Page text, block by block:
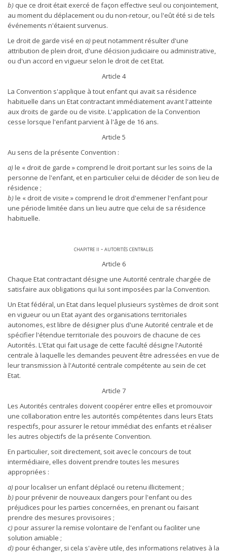
b) que ce droit était exercé de façon effective seul ou conjointement,
au moment du déplacement ou du non-retour, ou l'eût été si de tels
événements n'étaient survenus.
Le droit de garde visé en a)peut notamment résulter d'une
attribution de plein droit, d'une décision judiciaire ou administrative,
ou d'un accord en vigueur selon le droit de cet Etat.
Article 4
La Convention s'applique à tout enfant qui avait sa résidence
habituelle dans un Etat contractant immédiatement avant l'atteinte
aux droits de garde ou de visite. L'application de la Convention
cesse lorsque l'enfant parvient à l'âge de 16 ans.
Article 5
Au sens de la présente Convention :
a)le « droit de garde » comprend le droit portant sur les soins de la
personne de l'enfant, et en particulier celui de décider de son lieu de
résidence ;
b)le « droit de visite » comprend le droit d'emmener l'enfant pour
une période limitée dans un lieu autre que celui de sa résidence
habituelle.
chapitre ii - autorités centrales
Article 6
Chaque Etat contractant désigne une Autorité centrale chargée de
satisfaire aux obligations qui lui sont imposées par la Convention.
Un Etat fédéral, un Etat dans lequel plusieurs systèmes de droit sont
en vigueur ou un Etat ayant des organisations territoriales
autonomes, est libre de désigner plus d'une Autorité centrale et de
spécifier l'étendue territoriale des pouvoirs de chacune de ces
Autorités. L'Etat qui fait usage de cette faculté désigne l'Autorité
centrale à laquelle les demandes peuvent être adressées en vue de
leur transmission à l'Autorité centrale compétente au sein de cet
Etat.
Article 7
Les Autorités centrales doivent coopérer entre elles et promouvoir
une collaboration entre les autorités compétentes dans leurs Etats
respectifs, pour assurer le retour immédiat des enfants et réaliser
les autres objectifs de la présente Convention.
En particulier, soit directement, soit avec le concours de tout
intermédiaire, elles doivent prendre toutes les mesures
appropriées :
a)pour localiser un enfant déplacé ou retenu illicitement ;
b)pour prévenir de nouveaux dangers pour l'enfant ou des
préjudices pour les parties concernées, en prenant ou faisant
prendre des mesures provisoires ;
c)pour assurer la remise volontaire de l'enfant ou faciliter une
solution amiable ;
d)pour échanger, si cela s'avère utile, des informations relatives à la